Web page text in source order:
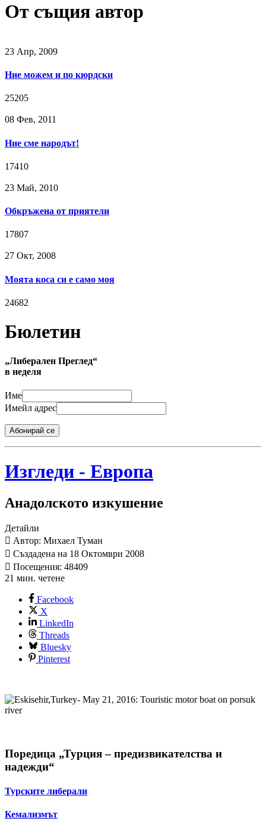
От същия автор
23 Апр, 2009
Ние можем и по кюрдски
25205
08 Фев, 2011
Ние сме народът!
17410
23 Май, 2010
Обкръжена от приятели
17807
27 Окт, 2008
Моята коса си е само моя
24682
Бюлетин
„Либерален Преглед“
в неделя
Име
Имейл адрес
Абонирай се
Изгледи - Европа
Анадолското изкушение
Детайли
Автор: Михаел Туман
Създадена на 18 Октомври 2008
Посещения: 48409
21 мин. четене
Facebook
X
LinkedIn
Threads
Bluesky
Pinterest
Поредица „Турция – предизвикателства и
надежди“
Турските либерали
Кемализмът